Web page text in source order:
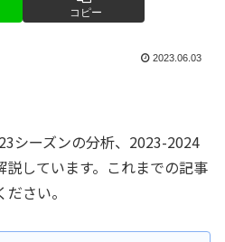
コピー
2023.06.03
シーズンの分析、2023-2024
説しています。これまでの記事
さい。